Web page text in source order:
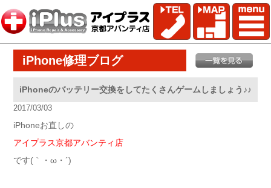
iPhone修理ブログ
iPhoneのバッテリー交換をしてたくさんゲームしましょう♪♪
2017/03/03
iPhoneお直しの
アイプラス京都アバンティ店
です(｀・ω・´)ゞ